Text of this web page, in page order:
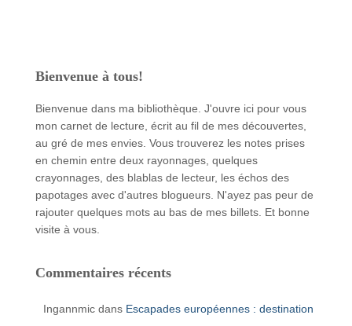
Bienvenue à tous!
Bienvenue dans ma bibliothèque. J'ouvre ici pour vous
mon carnet de lecture, écrit au fil de mes découvertes,
au gré de mes envies. Vous trouverez les notes prises
en chemin entre deux rayonnages, quelques
crayonnages, des blablas de lecteur, les échos des
papotages avec d'autres blogueurs. N'ayez pas peur de
rajouter quelques mots au bas de mes billets. Et bonne
visite à vous.
Commentaires récents
Ingannmic dans Escapades européennes : destination